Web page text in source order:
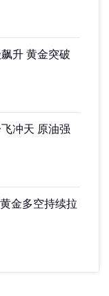
升 黄金突破
冲天 原油强
金多空持续拉